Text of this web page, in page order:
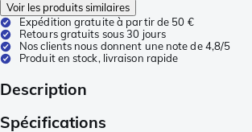
Voir les produits similaires
Expédition gratuite à partir de 50 €
Retours gratuits sous 30 jours
Nos clients nous donnent une note de 4,8/5
Produit en stock, livraison rapide
Description
Spécifications